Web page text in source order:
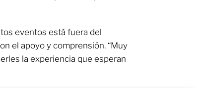
eventos está fuera del
el apoyo y comprensión. “Muy
la experiencia que esperan